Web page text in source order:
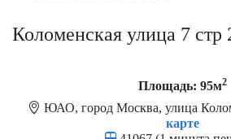
Коломенская улица 7 стр
Площадь: 95м2
ЮАО, город Москва, улица
карте